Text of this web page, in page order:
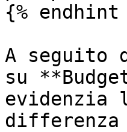
{% endhint
A seguito
su